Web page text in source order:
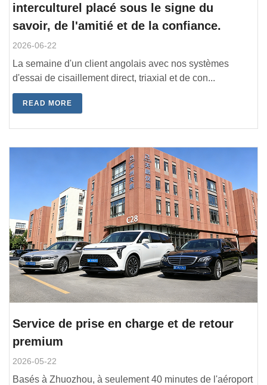
interculturel placé sous le signe du
savoir, de l'amitié et de la confiance.
2026-06-22
La semaine d'un client angolais avec nos systèmes
d'essai de cisaillement direct, triaxial et de con...
READ MORE
Service de prise en charge et de retour
premium
2026-05-22
Basés à Zhuozhou, à seulement 40 minutes de l'aéroport